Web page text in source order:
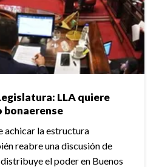
LLA quiere
bonaerense
achicar la estructura
reabre una discusión de
el poder en Buenos